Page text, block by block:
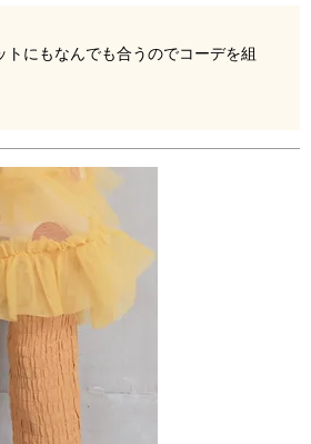
トにもなんでも合うのでコーデを組